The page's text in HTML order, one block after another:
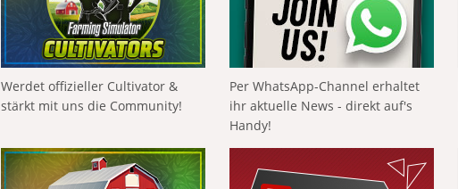
Werdet offizieller Cultivator &
stärkt mit uns die Community!
Per WhatsApp-Channel erhaltet
ihr aktuelle News - direkt auf's
Handy!